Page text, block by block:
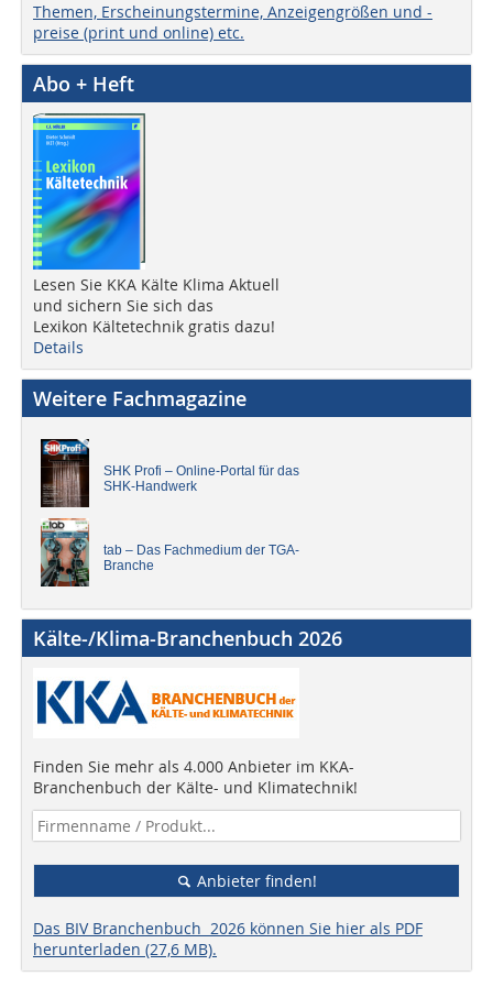
Themen, Erscheinungstermine, Anzeigengrößen und -
preise (print und online) etc.
Abo + Heft
Lesen Sie KKA Kälte Klima Aktuell
und sichern Sie sich das
Lexikon Kältetechnik gratis dazu!
Details
Weitere Fachmagazine
SHK Profi – Online-Portal für das
SHK-Handwerk
tab – Das Fachmedium der TGA-
Branche
Kälte-/Klima-Branchenbuch 2026
Finden Sie mehr als 4.000 Anbieter im KKA-
Branchenbuch der Kälte- und Klimatechnik!
Anbieter finden!
Das BIV Branchenbuch 2026 können Sie hier als PDF
herunterladen (27,6 MB).